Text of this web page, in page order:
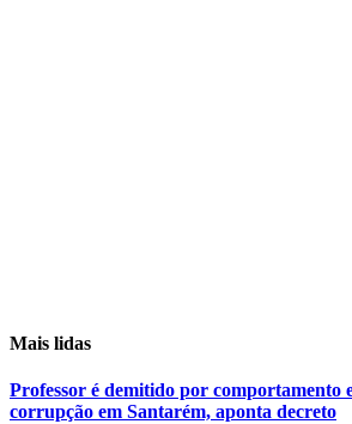
Mais lidas
Professor é demitido por comportamento
corrupção em Santarém, aponta decreto